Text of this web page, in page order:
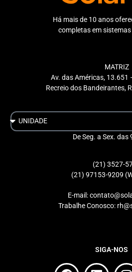
Há mais de 10 anos
completas em
MATRIZ
Av. das Américas, 13.651
Recreio dos Bandeirantes,
De Seg. a Sex. das
(21) 3527-
(21) 97153-9209
E-mail:
Trabalhe Conosco:
SIGA-NOS